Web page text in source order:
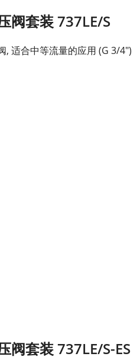
阀套装 737LE/S
, 适合中等流量的应用 (G 3/4")
阀套装 737LE/S-ES